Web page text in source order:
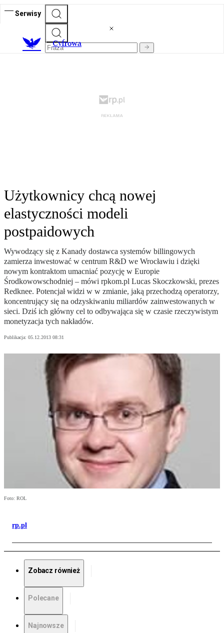
Serwisy
Cyfrowa
Użytkownicy chcą nowej
elastyczności modeli
postpaidowych
Wywodzący się z Kanady dostawca systemów billingowych
zamierza inwestować w centrum R&D we Wrocławiu i dzięki
nowym kontraktom umacniać pozycję w Europie
Środkowowschodniej – mówi rpkom.pl Lucas Skoczkowski, prezes
Redknee. Potencjał widzi w w zmianie, jaką przechodzą operatorzy,
koncentrujący się na odzyskiwaniu miliardów zainwestowanych w
sieci. Dziś ich główny cel to odbywająca się w czasie rzeczywistym
monetyzacja tych nakładów.
Publikacja: 05.12.2013 08:31
Foto: ROL
rp.pl
Zobacz również
Polecane
Najnowsze